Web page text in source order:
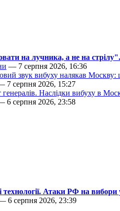
на лучника, а не на
— 7 серпня 2026, 16:36
звук вибуху налякав Москву:
7 серпня 2026, 15:27
генералів. Наслідки вибуху в
6 серпня 2026, 23:58
технології. Атаки РФ на вибори
6 серпня 2026, 23:39